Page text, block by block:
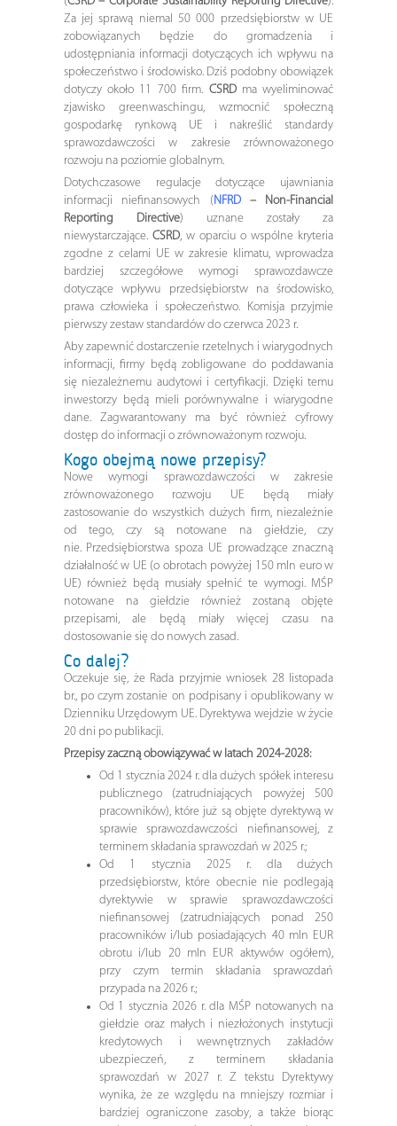
Za jej sprawą niemal 50 000 przedsiębiorstw w UE
zobowiązanych będzie do gromadzenia i
udostępniania informacji dotyczących ich wpływu na
społeczeństwo i środowisko. Dziś podobny obowiązek
dotyczy około 11 700 firm. CSRDma wyeliminować
zjawisko greenwaschingu, wzmocnić społeczną
gospodarkę rynkową UE i nakreślić standardy
sprawozdawczości w zakresie zrównoważonego
rozwoju na poziomie globalnym.
Dotychczasowe regulacje dotyczące ujawniania
informacji niefinansowych ( NFRD– Non-Financial
Reporting Directive) uznane zostały za
niewystarczające. CSRD, w oparciu o wspólne kryteria
zgodne z celami UE w zakresie klimatu, wprowadza
bardziej szczegółowe wymogi sprawozdawcze
dotyczące wpływu przedsiębiorstw na środowisko,
prawa człowieka i społeczeństwo. Komisja przyjmie
pierwszy zestaw standardów do czerwca 2023 r.
Aby zapewnić dostarczenie rzetelnych i wiarygodnych
informacji, firmy będą zobligowane do poddawania
się niezależnemu audytowi i certyfikacji. Dzięki temu
inwestorzy będą mieli porównywalne i wiarygodne
dane. Zagwarantowany ma być również cyfrowy
dostęp do informacji o zrównoważonym rozwoju.
Kogo obejmą nowe przepisy?
Nowe wymogi sprawozdawczości w zakresie
zrównoważonego rozwoju UE będą miały
zastosowanie do wszystkich dużych firm, niezależnie
od tego, czy są notowane na giełdzie, czy
nie. Przedsiębiorstwa spoza UE prowadzące znaczną
działalność w UE (o obrotach powyżej 150 mln euro w
UE) również będą musiały spełnić te wymogi. MŚP
notowane na giełdzie również zostaną objęte
przepisami, ale będą miały więcej czasu na
dostosowanie się do nowych zasad.
Co dalej?
Oczekuje się, że Rada przyjmie wniosek 28 listopada
br., po czym zostanie on podpisany i opublikowany w
Dzienniku Urzędowym UE. Dyrektywa wejdzie w życie
20 dni po publikacji.
Przepisy zaczną obowiązywać w latach 2024-2028:
Od 1 stycznia 2024 r. dla dużych spółek interesu
publicznego (zatrudniających powyżej 500
pracowników), które już są objęte dyrektywą w
sprawie sprawozdawczości niefinansowej, z
terminem składania sprawozdań w 2025 r.;
Od 1 stycznia 2025 r. dla dużych
przedsiębiorstw, które obecnie nie podlegają
dyrektywie w sprawie sprawozdawczości
niefinansowej (zatrudniających ponad 250
pracowników i/lub posiadających 40 mln EUR
obrotu i/lub 20 mln EUR aktywów ogółem),
przy czym termin składania sprawozdań
przypada na 2026 r.;
Od 1 stycznia 2026 r. dla MŚP notowanych na
giełdzie oraz małych i niezłożonych instytucji
kredytowych i wewnętrznych zakładów
ubezpieczeń, z terminem składania
sprawozdań w 2027 r. Z tekstu Dyrektywy
wynika, że ze względu na mniejszy rozmiar i
bardziej ograniczone zasoby, a także biorąc